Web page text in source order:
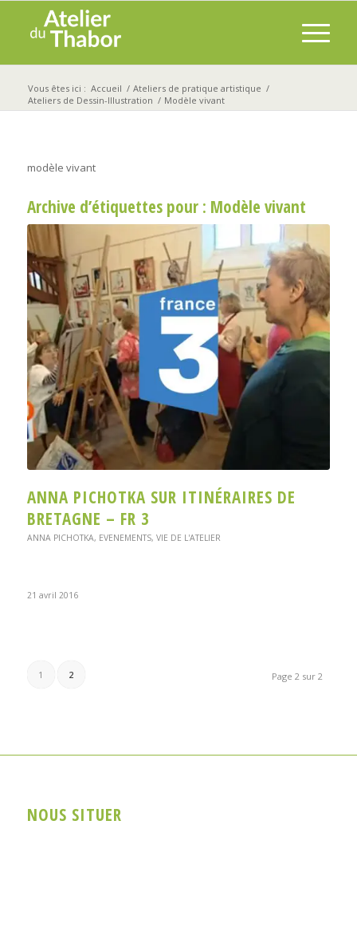
Vous êtes ici : Accueil / Ateliers de pratique artistique /
Ateliers de Dessin-Illustration / Modèle vivant
modèle vivant
Archive d’étiquettes pour : Modèle vivant
ANNA PICHOTKA SUR ITINÉRAIRES DE
BRETAGNE – FR 3
ANNA PICHOTKA, EVENEMENTS, VIE DE L'ATELIER
21 avril 2016
Page 2 sur 2
1 2
NOUS SITUER